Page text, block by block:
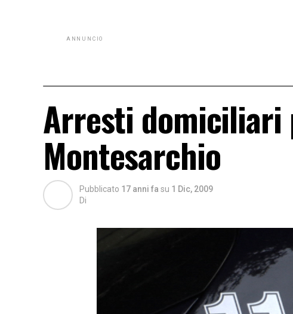
ANNUNCIO
Arresti domiciliari
Montesarchio
Pubblicato 17 anni fa su 1 Dic, 2009
Di